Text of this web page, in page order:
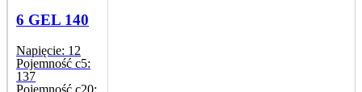
6 GEL 140
Napięcie: 12
Pojemność c5:
137
Pojemność c20: